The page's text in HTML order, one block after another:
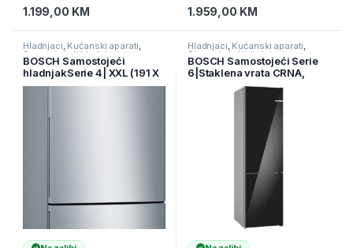
1.199,00 KM 1.959,00 KM
Hladnjaci, Kućanski aparati,
Samostojeći hladnjaci
BOSCH Samostojeći
hladnjakSerie 4| XXL (191 X
70), INOX, LowFrost, H:377
Hladnjaci, Kućanski aparati,
Samostojeći hladnjaci
BOSCH Samostojeći Serie
6|Staklena vrata CRNA,
NoFrost203X60; Perfect Fit,
( KGN39LBCF )